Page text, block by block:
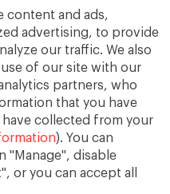
content and ads,
advertising, to provide
our traffic. We also
of our site with our
partners, who
that you have
collected from your
). You can
"Manage", disable
or you can accept all